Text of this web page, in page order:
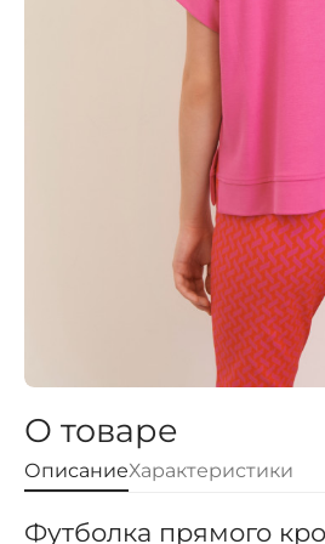
О товаре
ОписаниеХарактеристики
Футболка прямого